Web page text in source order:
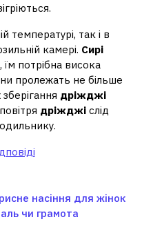
температурі, так і в
камері. Сирі
потрібна висока
пролежать не більше
зберігання дріжджі
дріжджіслід
насіння для жінок
чи грамота